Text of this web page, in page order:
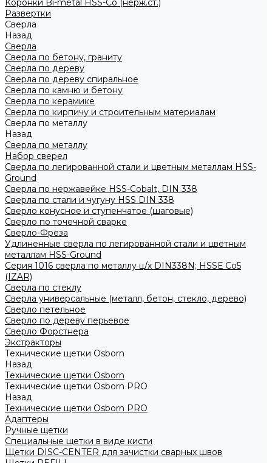
Коронки Bi-metal HSS-Co (нерж.ст.)
Развертки
Сверла
Назад
Сверла
Сверла по бетону, граниту
Сверла по дереву
Сверла по дереву спиральное
Сверла по камню и бетону
Сверла по керамике
Сверла по кирпичу и строительным материалам
Сверла по металлу
Назад
Сверла по металлу
Набор сверел
Сверла по легированной стали и цветным металлам HSS-
Ground
Сверла по нержавейке HSS-Cobalt, DIN 338
Сверла по стали и чугуну HSS DIN 338
Сверло конусное и ступенчатое (шаговые)
Сверло по точечной сварке
Сверло-Фреза
Удлиненные сверла по легированной стали и цветным
металлам HSS-Ground
Серия 1016 сверла по металлу ц/х DIN338N; HSSЕ Со5
(IZAR)
Сверла по стеклу
Сверла универсальные (металл, бетон, стекло, дерево)
Сверло петельное
Сверло по дереву перьевое
Сверло Форстнера
Экстракторы
Технические щетки Osborn
Назад
Технические щетки Osborn
Технические щетки Osborn PRO
Назад
Технические щетки Osborn PRO
Адаптеры
Ручные щетки
Специальные щетки в виде кисти
Щетки DISC-CENTER для зачистки сварных швов